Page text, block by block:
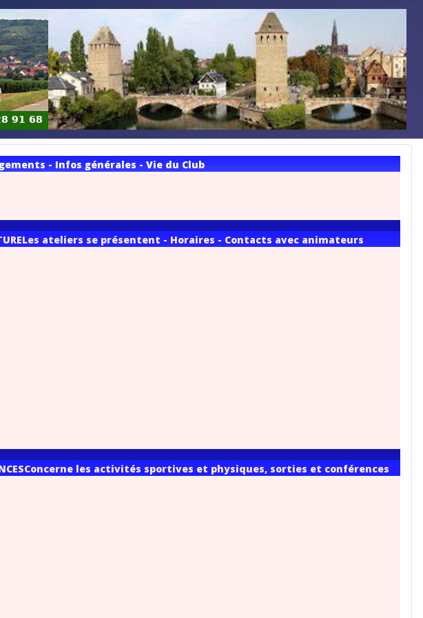
- Infos générales - Vie du Club
Les ateliers se présentent - Horaires - Contacts avec animateurs
Concerne les activités sportives et physiques, sorties et conférences